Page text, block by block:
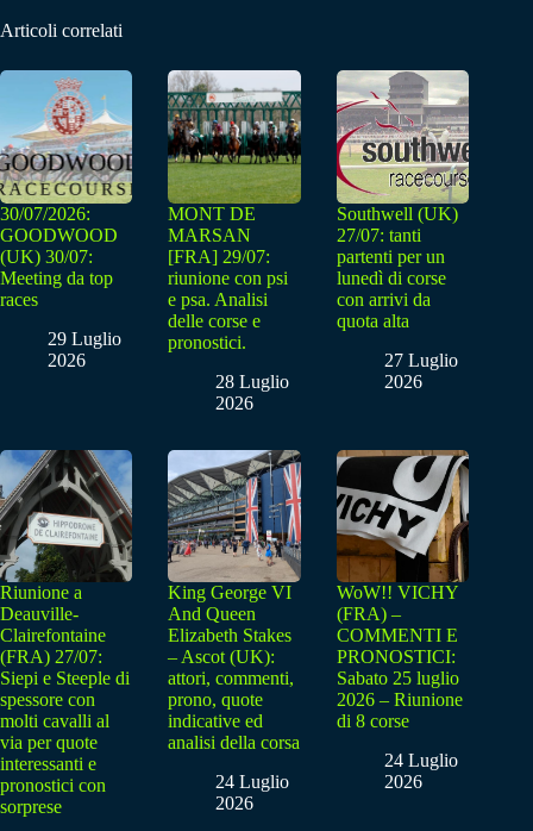
Articoli correlati
30/07/2026:
GOODWOOD
(UK) 30/07:
Meeting da top
races
29 Luglio
2026
MONT DE
MARSAN
[FRA] 29/07:
riunione con psi
e psa. Analisi
delle corse e
pronostici.
28 Luglio
2026
Southwell (UK)
27/07: tanti
partenti per un
lunedì di corse
con arrivi da
quota alta
27 Luglio
2026
Riunione a
Deauville-
Clairefontaine
(FRA) 27/07:
Siepi e Steeple di
spessore con
molti cavalli al
via per quote
interessanti e
pronostici con
sorprese
King George VI
And Queen
Elizabeth Stakes
– Ascot (UK):
attori, commenti,
prono, quote
indicative ed
analisi della corsa
24 Luglio
2026
WoW!! VICHY
(FRA) –
COMMENTI E
PRONOSTICI:
Sabato 25 luglio
2026 – Riunione
di 8 corse
24 Luglio
2026